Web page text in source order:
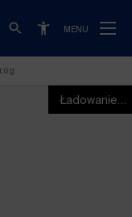
MENU
Ładowanie…